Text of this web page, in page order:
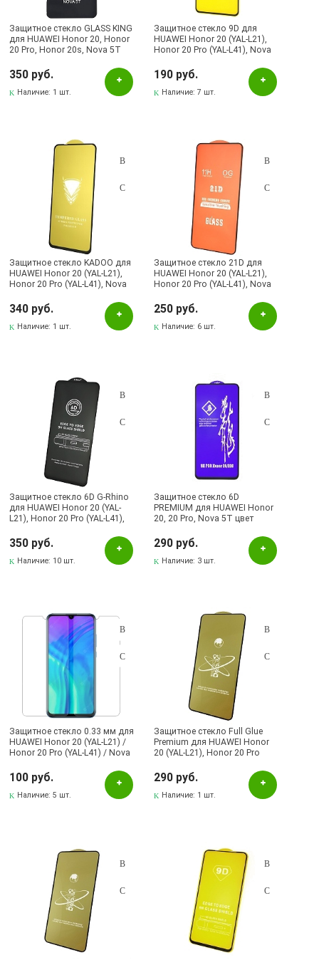
Защитное стекло GLASS KING
для HUAWEI Honor 20, Honor
20 Pro, Honor 20s, Nova 5T
350 руб.
Наличие: 1 шт.
Защитное стекло 9D для
HUAWEI Honor 20 (YAL-L21),
Honor 20 Pro (YAL-L41), Nova
черный
190 руб.
Наличие:7 шт.
Защитное стекло KADOO для
HUAWEI Honor 20 (YAL-L21),
Honor 20 Pro (YAL-L41), Nova
черный
340 руб.
Наличие: 1 шт.
Защитное стекло 21D для
HUAWEI Honor 20 (YAL-L21),
Honor 20 Pro (YAL-L41), Nova
черный
250 руб.
Наличие: 6 шт.
Защитное стекло 6D G-Rhino
для HUAWEI Honor 20 (YAL-
L21), Honor 20 Pro (YAL-L41),
окантовки черный
350 руб.
Наличие: 10 шт.
Защитное стекло 6D
PREMIUM для HUAWEI Honor
20, 20 Pro, Nova 5T цвет
290 руб.
Наличие: 3 шт.
Защитное стекло 0.33 мм для
HUAWEI Honor 20 (YAL-L21) /
Honor 20 Pro (YAL-L41) / Nova
прозрачное.
100 руб.
Наличие:5 шт.
Защитное стекло Full Glue
Premium для HUAWEI Honor
20 (YAL-L21), Honor 20 Pro
цвет окантовки черный.
290 руб.
Наличие: 1 шт.